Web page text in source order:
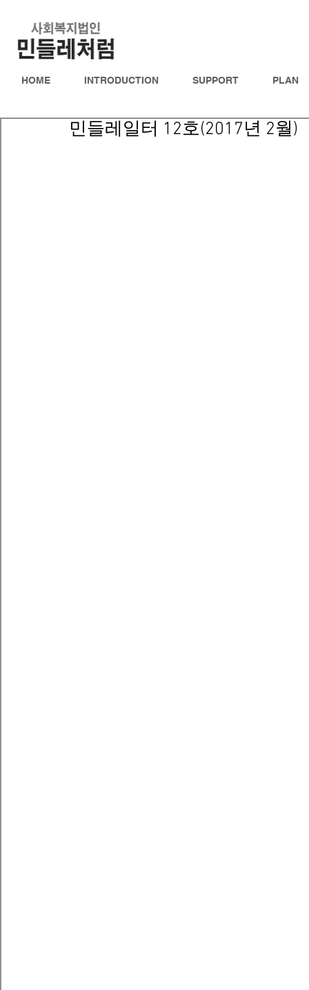
HOME INTRODUCTION SUPPORT PLAN
민들레일터 12호(2017년 2월)